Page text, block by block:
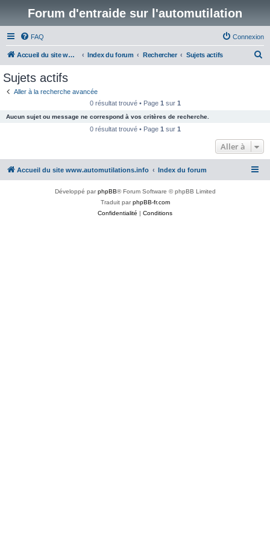
Forum d'entraide sur l'automutilation
FAQ Connexion
Accueil du site www.automutilations.info Index du forum Rechercher Sujets actifs
c
Sujets actifs
Aller à la recherche avancée
0 résultat trouvé • Page 1 sur 1
Aucun sujet ou message ne correspond à vos critères de recherche.
0 résultat trouvé • Page 1 sur 1
Aller à
Accueil du site www.automutilations.info Index du forum
Développé parphpBB® Forum Software © phpBB Limited
Traduit parphpBB-fr.com
Confidentialité | Conditions